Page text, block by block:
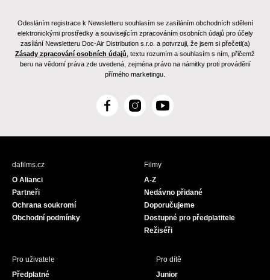
Odesláním registrace k Newsletteru souhlasím se zasíláním obchodních sdělení
elektronickými prostředky a souvisejícím zpracováním osobních údajů pro účely
zasílání Newsletteru Doc-Air Distribution s.r.o. a potvrzuji, že jsem si přečetl(a)
Zásady zpracování osobních údajů , textu rozumím a souhlasím s ním, přičemž
beru na vědomí práva zde uvedená, zejména právo na námitky proti provádění
přímého marketingu.
F
c
I
s
Y
u
dafilms.cz
O Alianci
Partneři
Ochrana soukromí
Obchodní podmínky
Filmy
A-Z
Nedávno přidané
Doporučujeme
Dostupné pro předplatitele
Režiséři
Pro uživatele
Předplatné
Pro dítě
Junior